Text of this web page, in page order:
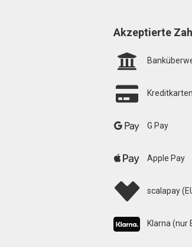
Akzeptierte
Kreditkarten
G Pay
Apple Pay
scalapay
Klarna (nur